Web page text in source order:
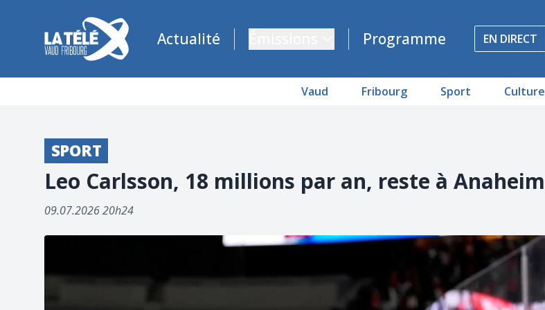
La Télé - Télévision régionale Vaud et Fribourg
Actualité Programme EN DIRECT
Vaud Fribourg Sport Culture
SPORT
Leo Carlsson, 18 millions par an, reste à Anaheim
09.07.2026 20h24